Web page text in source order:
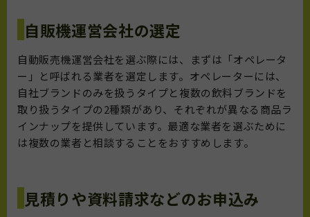
自販機運営会社の選定
自動販売機運営会社を選ぶ際には、まずは「オペレータ
ー」と呼ばれる業者を選定します。オペレーターには、
自社ブランドのみを扱うタイプと複数の飲料ブランドを
取り扱うタイプの2種類があり、それぞれが異なる商品ラ
インナップを提供しています。最適な業者を選ぶために
は複数の業者と相談することをおすすめします。
見積りや資料請求などのお申込み